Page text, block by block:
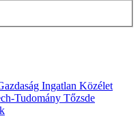
Ingatlan Közélet
Tudomány Tőzsde